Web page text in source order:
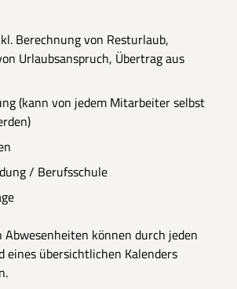
Berechnung von Resturlaub,
Urlaubsanspruch, Übertrag aus
(kann von jedem Mitarbeiter selbst
/ Berufsschule
können durch jeden
eines übersichtlichen Kalenders